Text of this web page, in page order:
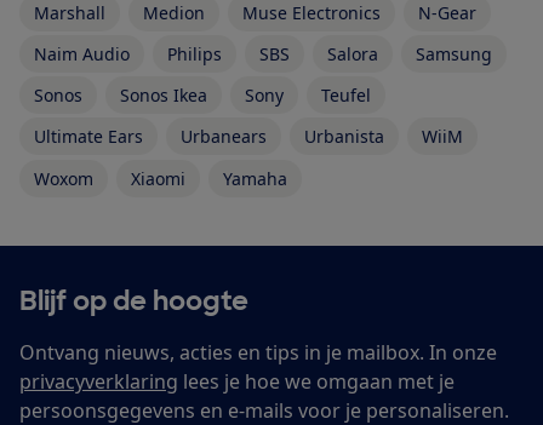
Marshall
Medion Muse Electronics
N-Gear
Naim Audio
Philips SBS Salora
Samsung
Sonos
Sonos Ikea Sony
Teufel
Ultimate Ears
Urbanears Urbanista
WiiM
Woxom
Xiaomi Yamaha
Blijf op de hoogte
Ontvang nieuws, acties en tips in je mailbox. In onze
privacyverklaring lees je hoe we omgaan met je
persoonsgegevens en e-mails voor je personaliseren.